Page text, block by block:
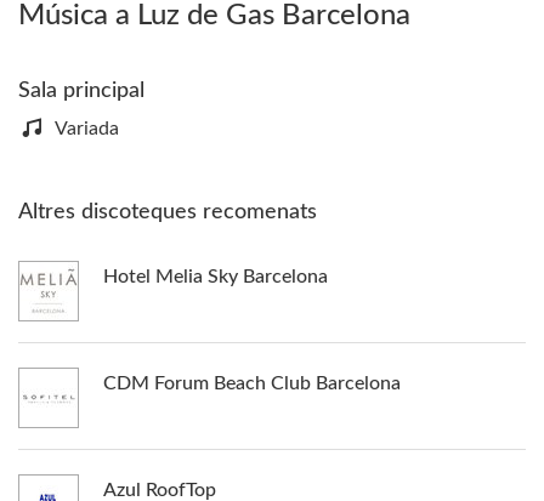
Música a Luz de Gas Barcelona
Sala principal
Variada
Altres discoteques recomenats
Hotel Melia Sky Barcelona
CDM Forum Beach Club Barcelona
Azul RoofTop